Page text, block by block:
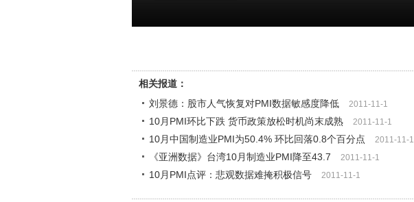
相关报道：
刘景德：股市人气恢复对PMI数据敏感度降低
2011-11-1
10月PMI环比下跌 货币政策放松时机尚末成熟 2011-11-1
10月中国制造业PMI为50.4% 环比回落0.8个百分点 2011-11-1
《亚洲数据》台湾10月制造业PMI降至43.7 2011-11-1
10月PMI点评：悲观数据难掩积极信号 2011-11-1